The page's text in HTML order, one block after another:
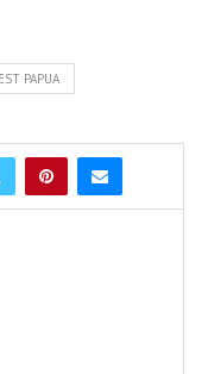
PAPUA